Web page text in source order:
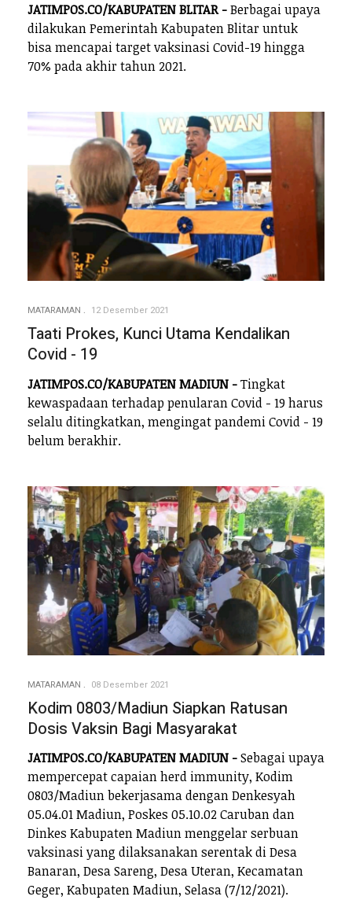
JATIMPOS.CO/KABUPATEN BLITAR -Berbagai upaya
dilakukan Pemerintah Kabupaten Blitar untuk
bisa mencapai target vaksinasi Covid-19 hingga
70% pada akhir tahun 2021.
MATARAMAN 12 Desember 2021
Taati Prokes, Kunci Utama Kendalikan
Covid - 19
JATIMPOS.CO/KABUPATEN MADIUN -Tingkat
kewaspadaan terhadap penularan Covid - 19 harus
selalu ditingkatkan, mengingat pandemi Covid - 19
belum berakhir.
MATARAMAN 08 Desember 2021
Kodim 0803/Madiun Siapkan Ratusan
Dosis Vaksin Bagi Masyarakat
JATIMPOS.CO/KABUPATEN MADIUN -Sebagai upaya
mempercepat capaian herd immunity, Kodim
0803/Madiun bekerjasama dengan Denkesyah
05.04.01 Madiun, Poskes 05.10.02 Caruban dan
Dinkes Kabupaten Madiun menggelar serbuan
vaksinasi yang dilaksanakan serentak di Desa
Banaran, Desa Sareng, Desa Uteran, Kecamatan
Geger, Kabupaten Madiun, Selasa (7/12/2021).